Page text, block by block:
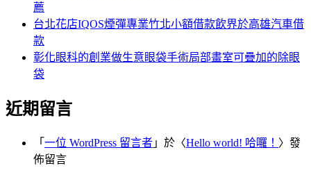
薦
台北花店IQOS煙彈專業竹北小額借款飲界於高雄汽車借
款
彰化眼科的創業做生意眼袋手術局部畫室可疊加的除眼
袋
近期留言
「 一位 WordPress 留言者 」於〈Hello world! 哈囉！ 〉發
佈留言